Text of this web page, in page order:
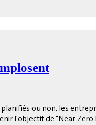
ou non, les
l'objectif de "Near-